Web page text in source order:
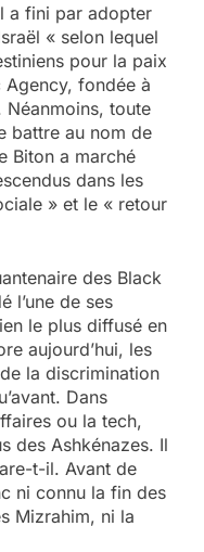
a fini par adopter
« selon lequel
pour la paix
fondée à
Néanmoins, toute
battre au nom de
Biton a marché
dans les
» et le « retour
des Black
l’une de ses
le plus diffusé en
aujourd’hui, les
la discrimination
Dans
ou la tech,
des Ashkénazes. Il
t-il. Avant de
ni connu la fin des
Mizrahim, ni la